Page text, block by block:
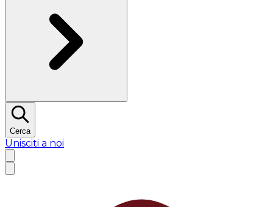
Cerca
Unisciti a noi